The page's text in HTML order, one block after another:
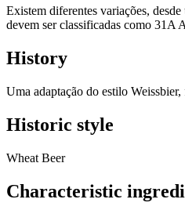
Existem diferentes variações,
devem ser classificadas como 31A
History
Uma adaptação do estilo
Historic style
Wheat Beer
Characteristic